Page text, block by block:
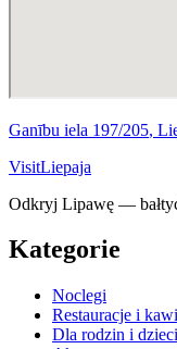
Ganību iela 197/205,
VisitLiepaja
Odkryj Lipawę —
Kategorie
Noclegi
Restauracje i
Dla rodzin i dzieci